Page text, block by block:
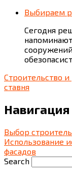
Выбираем
Cегодня
Строительство
ставня
Выбор
Использование
фасадов
Search